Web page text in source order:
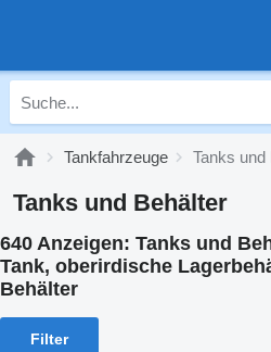
Tankfahrzeuge Tanks und
Tanks und Behälter
640 Anzeigen: Tanks und
Tank, oberirdische
Behälter
Filter